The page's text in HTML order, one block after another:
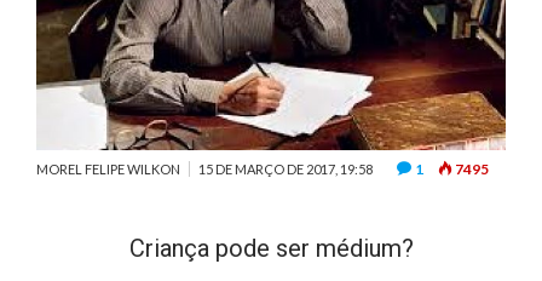
MOREL FELIPE WILKON 15 DE MARÇO DE 2017, 19:58 1 7495
Criança pode ser médium?